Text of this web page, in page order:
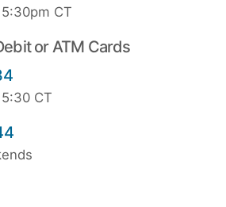
CT
or ATM Cards
CT